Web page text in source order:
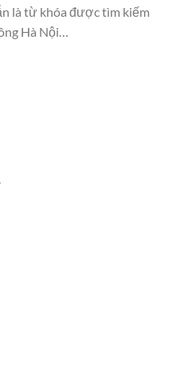
là từ khóa được tìm kiếm
Hà Nội…